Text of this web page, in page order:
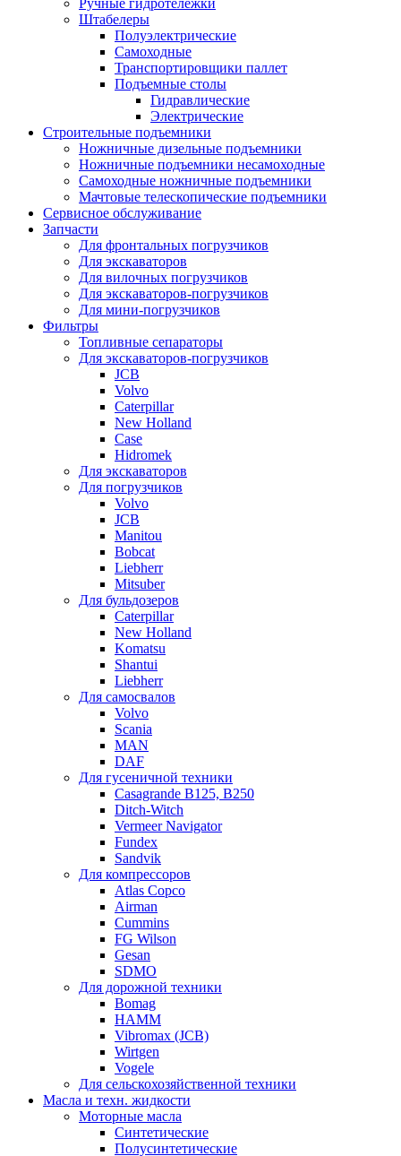
Штабелеры
Полуэлектрические
Самоходные
Транспортировщики паллет
Подъемные столы
Гидравлические
Электрические
Строительные подъемники
Ножничные дизельные подъемники
Ножничные подъемники несамоходные
Самоходные ножничные подъемники
Мачтовые телескопические подъемники
Сервисное обслуживание
Запчасти
Для фронтальных погрузчиков
Для экскаваторов
Для вилочных погрузчиков
Для экскаваторов-погрузчиков
Для мини-погрузчиков
Фильтры
Топливные сепараторы
Для экскаваторов-погрузчиков
JCB
Volvo
Caterpillar
New Holland
Case
Hidromek
Для экскаваторов
Для погрузчиков
Volvo
JCB
Manitou
Bobcat
Liebherr
Mitsuber
Для бульдозеров
Caterpillar
New Holland
Komatsu
Shantui
Liebherr
Для самосвалов
Volvo
Scania
MAN
DAF
Для гусеничной техники
Casagrande B125, B250
Ditch-Witch
Vermeer Navigator
Fundex
Sandvik
Для компрессоров
Atlas Copco
Airman
Cummins
FG Wilson
Gesan
SDMO
Для дорожной техники
Bomag
HAMM
Vibromax (JCB)
Wirtgen
Vogele
Для сельскохозяйственной техники
Масла и техн. жидкости
Моторные масла
Синтетические
Полусинтетические